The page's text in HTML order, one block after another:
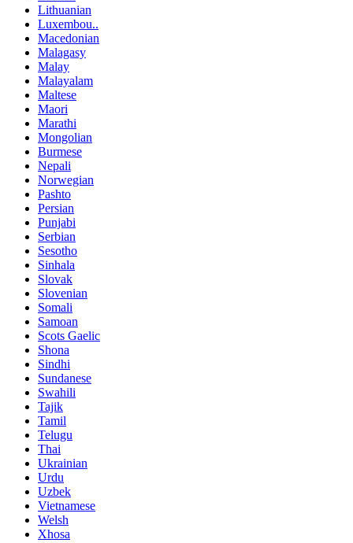
Lithuanian
Luxembou..
Macedonian
Malagasy
Malay
Malayalam
Maltese
Maori
Marathi
Mongolian
Burmese
Nepali
Norwegian
Pashto
Persian
Punjabi
Serbian
Sesotho
Sinhala
Slovak
Slovenian
Somali
Samoan
Scots Gaelic
Shona
Sindhi
Sundanese
Swahili
Tajik
Tamil
Telugu
Thai
Ukrainian
Urdu
Uzbek
Vietnamese
Welsh
Xhosa